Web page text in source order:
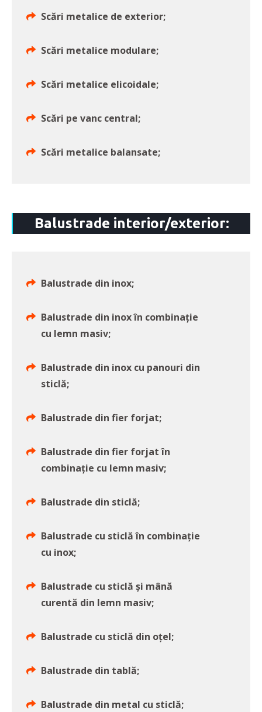
Scări metalice de exterior;
Scări metalice modulare;
Scări metalice elicoidale;
Scări pe vanc central;
Scări metalice balansate;
Balustrade interior/exterior:
Balustrade din inox;
Balustrade din inox în combinație
cu lemn masiv;
Balustrade din inox cu panouri din
sticlă;
Balustrade din fier forjat;
Balustrade din fier forjat în
combinație cu lemn masiv;
Balustrade din sticlă;
Balustrade cu sticlă în combinație
cu inox;
Balustrade cu sticlă și mână
curentă din lemn masiv;
Balustrade cu sticlă din oțel;
Balustrade din tablă;
Balustrade din metal cu sticlă;